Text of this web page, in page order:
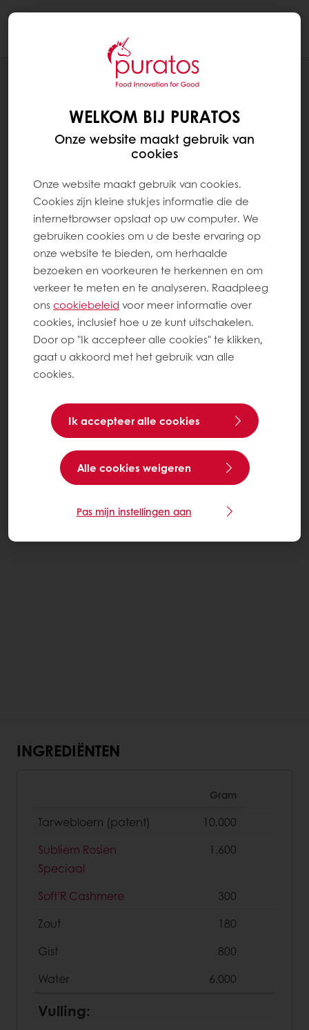
SUBLIEM ROSIEN SPECIAAL
INGREDIËNTEN
Gram
Tarwebloem (patent)
10.000
Subliem Rosien
Speciaal
1.600
Soft’R Cashmere
300
Zout
180
Gist
800
Water
6.000
Vulling:
WELKOM BIJ PURATOS
Onze website maakt gebruik van
cookies
Onze website maakt gebruik van cookies.
Cookies zijn kleine stukjes informatie die de
internetbrowser opslaat op uw computer. We
gebruiken cookies om u de beste ervaring op
onze website te bieden, om herhaalde
bezoeken en voorkeuren te herkennen en om
verkeer te meten en te analyseren. Raadpleeg
onscookiebeleid voor meer informatie over
cookies, inclusief hoe u ze kunt uitschakelen.
Door op "Ik accepteer alle cookies" te klikken,
gaat u akkoord met het gebruik van alle
cookies.
Ik accepteer alle cookies
Alle cookies weigeren
Pas mijn instellingen aan